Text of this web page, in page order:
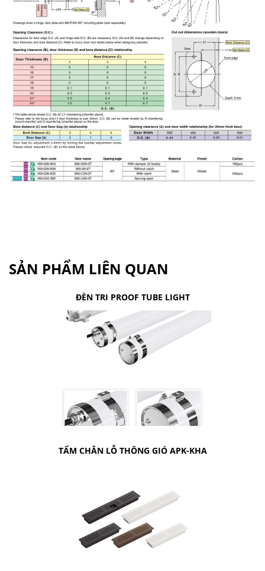
SẢN PHẨM LIÊN QUAN
ĐÈN TRI PROOF TUBE LIGHT
TẤM CHẮN LỖ THÔNG GIÓ APK-KHA